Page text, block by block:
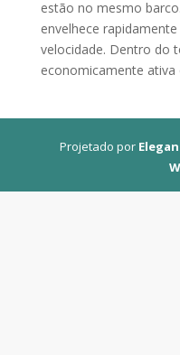
estão no mesmo
envelhece
velocidade. Dentro do
economicamente ativa
Projetado por